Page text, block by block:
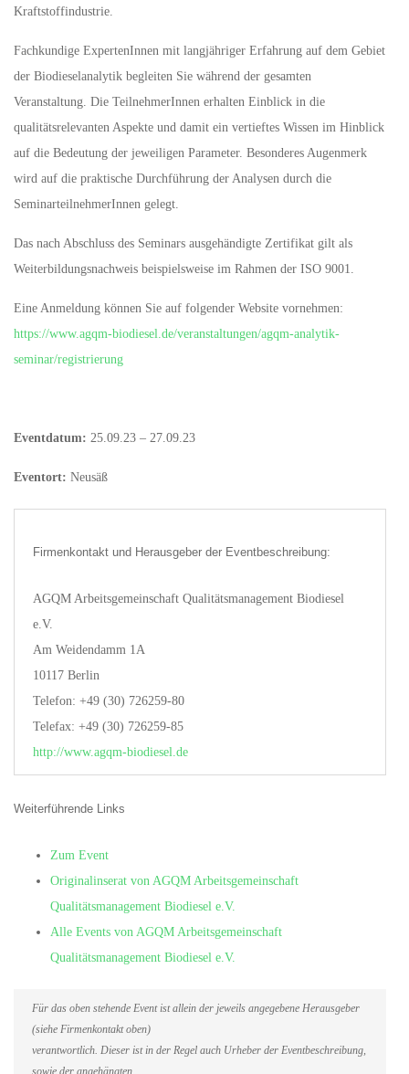
Kraftstoffindustrie.
Fachkundige ExpertenInnen mit langjähriger Erfahrung auf dem Gebiet
der Biodieselanalytik begleiten Sie während der gesamten
Veranstaltung. Die TeilnehmerInnen erhalten Einblick in die
qualitätsrelevanten Aspekte und damit ein vertieftes Wissen im Hinblick
auf die Bedeutung der jeweiligen Parameter. Besonderes Augenmerk
wird auf die praktische Durchführung der Analysen durch die
SeminarteilnehmerInnen gelegt.
Das nach Abschluss des Seminars ausgehändigte Zertifikat gilt als
Weiterbildungsnachweis beispielsweise im Rahmen der ISO 9001.
Eine Anmeldung können Sie auf folgender Website vornehmen:
https://www.agqm-biodiesel.de/veranstaltungen/agqm-analytik-
seminar/registrierung
Eventdatum: 25.09.23 – 27.09.23
Eventort: Neusäß
Firmenkontakt und Herausgeber der Eventbeschreibung:
AGQM Arbeitsgemeinschaft Qualitätsmanagement Biodiesel
e.V.
Am Weidendamm 1A
10117 Berlin
Telefon: +49 (30) 726259-80
Telefax: +49 (30) 726259-85
http://www.agqm-biodiesel.de
Weiterführende Links
Zum Event
Originalinserat von AGQM Arbeitsgemeinschaft
Qualitätsmanagement Biodiesel e.V.
Alle Events von AGQM Arbeitsgemeinschaft
Qualitätsmanagement Biodiesel e.V.
Für das oben stehende Event ist allein der jeweils angegebene Herausgeber
(siehe Firmenkontakt oben)
verantwortlich. Dieser ist in der Regel auch Urheber der Eventbeschreibung,